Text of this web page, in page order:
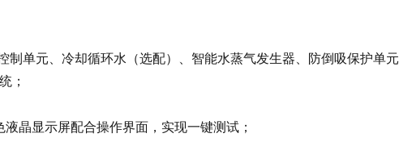
制单元、冷却循环水（选配）、智能水蒸气发生器、防倒吸保护单
；
晶显示屏配合操作界面，实现一键测试；